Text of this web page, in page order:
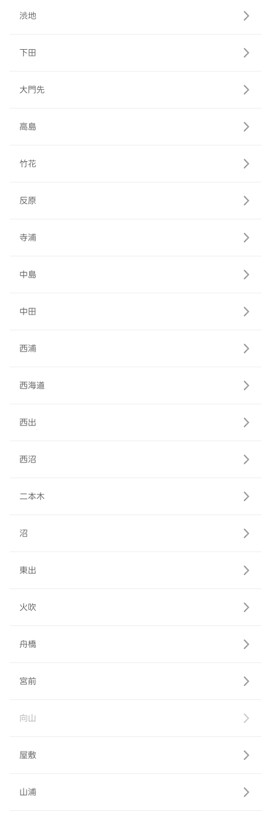
渋地
下田
大門先
高島
竹花
反原
寺浦
中島
中田
西浦
西海道
西出
西沼
二本木
沼
東出
火吹
舟橋
宮前
向山
屋敷
山浦